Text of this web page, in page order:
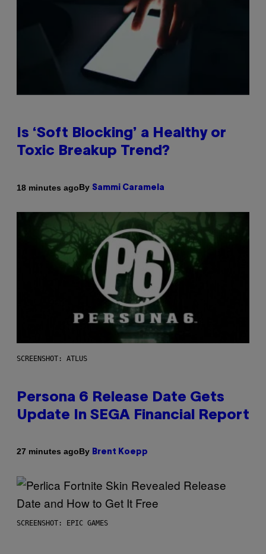
Is ‘Soft Blocking’ a Healthy or
Toxic Breakup Trend?
18 minutes agoBy Sammi Caramela
SCREENSHOT: ATLUS
Persona 6 Release Date Gets
Update In SEGA Financial Report
27 minutes agoBy Brent Koepp
SCREENSHOT: EPIC GAMES